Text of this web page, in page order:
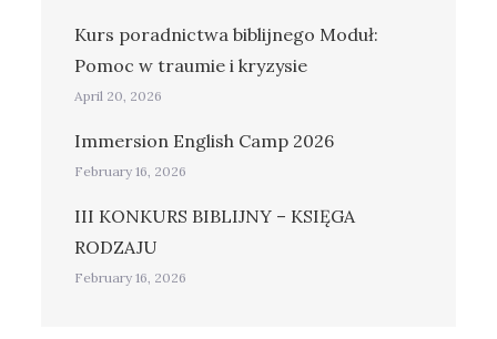
Kurs poradnictwa biblijnego Moduł:
Pomoc w traumie i kryzysie
April 20, 2026
Immersion English Camp 2026
February 16, 2026
III KONKURS BIBLIJNY – KSIĘGA
RODZAJU
February 16, 2026